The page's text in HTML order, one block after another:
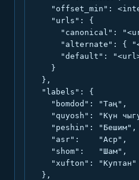
"offset_min":
    "urls": {
"canonical":
"alternate": {
"default":
    }
  },
  "labels": {
    "bomdod": "Таң",
"quyosh": "Күн
    "peshin": "Бешим",
    "asr":    "Аср",
    "shom":   "Шам",
    "xufton": "Куптан"
  },